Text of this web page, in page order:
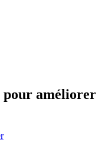
pour améliorer